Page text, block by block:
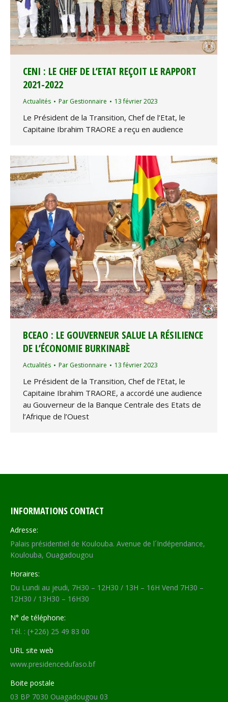
CENI : LE CHEF DE L’ETAT REÇOIT LE RAPPORT
2021-2022
Actualités Par Gestionnaire 13 février 2023
Le Président de la Transition, Chef de l’Etat, le
Capitaine Ibrahim TRAORE a reçu en audience
BCEAO : LE GOUVERNEUR SALUE LA RÉSILIENCE
DE L’ÉCONOMIE BURKINABÈ
Actualités Par Gestionnaire 13 février 2023
Le Président de la Transition, Chef de l’Etat, le
Capitaine Ibrahim TRAORE, a accordé une audience
au Gouverneur de la Banque Centrale des Etats de
l’Afrique de l’Ouest
INFORMATIONS CONTACT
Adresse:
Palais présidentiel de Koulouba. Avenue de l´Indépendance,
Koulouba, Ouagadougou
Horaires:
Du Lundi au jeudi, 7H30 – 12H30 / 13H – 16H Vend 7H30 –
12H30 / 13H30 – 16H30
N° de téléphone:
Tél. : (+226) 25 49 83 00
URL site web
www.presidencedufaso.bf
Boite postale
03 BP 7030 Ouagadougou 03